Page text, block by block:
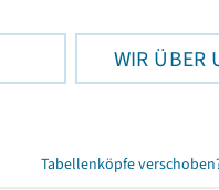
WIR ÜBER
Tabellenköpfe